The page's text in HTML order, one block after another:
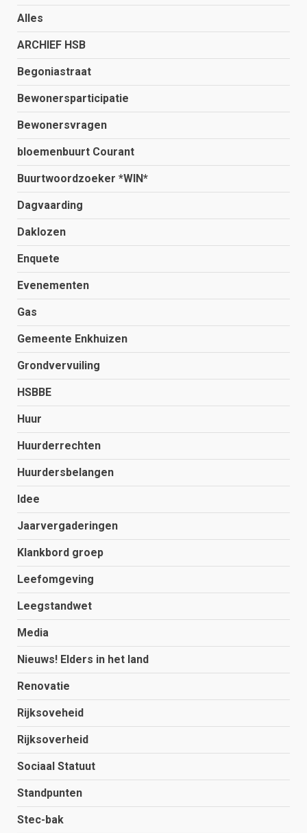
Alles
ARCHIEF HSB
Begoniastraat
Bewonersparticipatie
Bewonersvragen
bloemenbuurt Courant
Buurtwoordzoeker *WIN*
Dagvaarding
Daklozen
Enquete
Evenementen
Gas
Gemeente Enkhuizen
Grondvervuiling
HSBBE
Huur
Huurderrechten
Huurdersbelangen
Idee
Jaarvergaderingen
Klankbord groep
Leefomgeving
Leegstandwet
Media
Nieuws! Elders in het land
Renovatie
Rijksoveheid
Rijksoverheid
Sociaal Statuut
Standpunten
Stec-bak